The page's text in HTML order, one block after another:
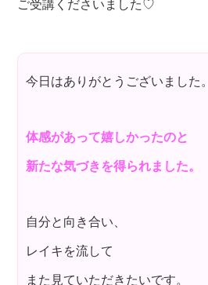
ご受講くださいました♡
今日はありがとうございました。
体感があって嬉しかったのと
新たな気づきを得られました。
自分と向き合い、
レイキを流して
また見ていただきたいです。